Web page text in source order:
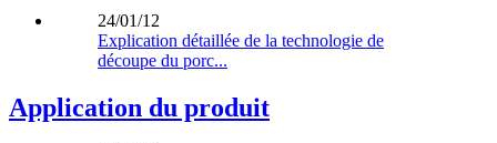
24/01/12
Explication détaillée de la technologie de
découpe du porc...
Application du produit